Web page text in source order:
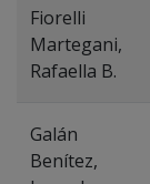
Fiorelli
Martegani,
Rafaella B.
Galán
Benítez,